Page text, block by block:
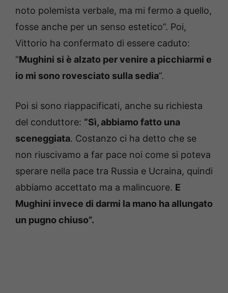
noto polemista verbale, ma mi fermo a quello,
fosse anche per un senso estetico”. Poi,
Vittorio ha confermato di essere caduto:
“Mughini si è alzato per venire a picchiarmi e
io mi sono rovesciato sulla sedia”.
Poi si sono riappacificati, anche su richiesta
del conduttore: “Sì, abbiamo fatto una
sceneggiata. Costanzo ci ha detto che se
non riuscivamo a far pace noi come si poteva
sperare nella pace tra Russia e Ucraina, quindi
abbiamo accettato ma a malincuore. E
Mughini invece di darmi la mano ha allungato
un pugno chiuso”.